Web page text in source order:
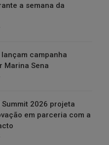
a semana da
lançam campanha
Marina Sena
2026 projeta
em parceria com a